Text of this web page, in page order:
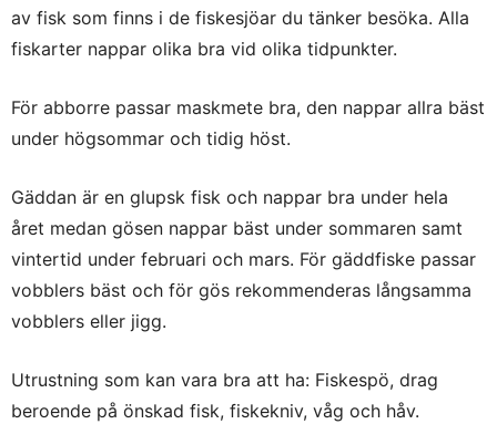
av fisk som finns i de fiskesjöar du tänker besöka. Alla
fiskarter nappar olika bra vid olika tidpunkter.
För abborre passar maskmete bra, den nappar allra bäst
under högsommar och tidig höst.
Gäddan är en glupsk fisk och nappar bra under hela
året medan gösen nappar bäst under sommaren samt
vintertid under februari och mars. För gäddfiske passar
vobblers bäst och för gös rekommenderas långsamma
vobblers eller jigg.
Utrustning som kan vara bra att ha: Fiskespö, drag
beroende på önskad fisk, fiskekniv, våg och håv.